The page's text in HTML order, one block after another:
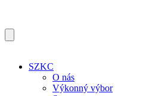
SZKC
O nás
Výkonný výbor